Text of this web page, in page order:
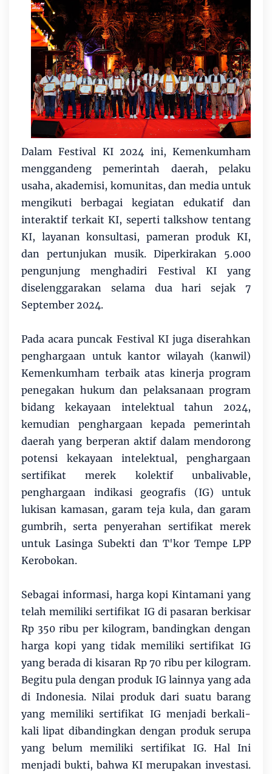
Dalam Festival KI 2024 ini, Kemenkumham
menggandeng pemerintah daerah, pelaku
usaha, akademisi, komunitas, dan media untuk
mengikuti berbagai kegiatan edukatif dan
interaktif terkait KI, seperti talkshow tentang
KI, layanan konsultasi, pameran produk KI,
dan pertunjukan musik. Diperkirakan 5.000
pengunjung menghadiri Festival KI yang
diselenggarakan selama dua hari sejak 7
September 2024.
Pada acara puncak Festival KI juga diserahkan
penghargaan untuk kantor wilayah (kanwil)
Kemenkumham terbaik atas kinerja program
penegakan hukum dan pelaksanaan program
bidang kekayaan intelektual tahun 2024,
kemudian penghargaan kepada pemerintah
daerah yang berperan aktif dalam mendorong
potensi kekayaan intelektual, penghargaan
sertifikat merek kolektif unbalivable,
penghargaan indikasi geografis (IG) untuk
lukisan kamasan, garam teja kula, dan garam
gumbrih, serta penyerahan sertifikat merek
untuk Lasinga Subekti dan T'kor Tempe LPP
Kerobokan.
Sebagai informasi, harga kopi Kintamani yang
telah memiliki sertifikat IG di pasaran berkisar
Rp 350 ribu per kilogram, bandingkan dengan
harga kopi yang tidak memiliki sertifikat IG
yang berada di kisaran Rp 70 ribu per kilogram.
Begitu pula dengan produk IG lainnya yang ada
di Indonesia. Nilai produk dari suatu barang
yang memiliki sertifikat IG menjadi berkali-
kali lipat dibandingkan dengan produk serupa
yang belum memiliki sertifikat IG. Hal Ini
menjadi bukti, bahwa KI merupakan investasi.